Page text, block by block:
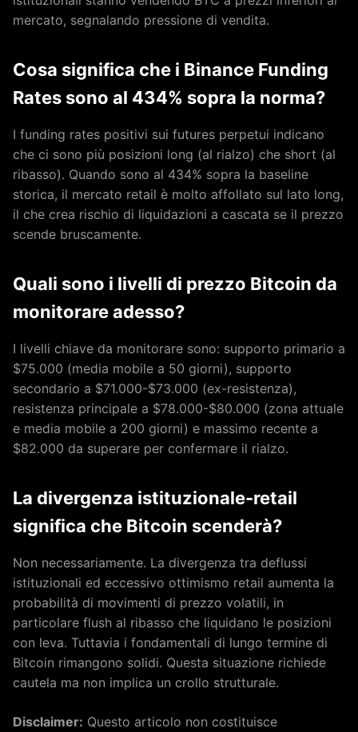
mercato, segnalando pressione di vendita.
Cosa significa che i Binance Funding
Rates sono al 434% sopra la norma?
I funding rates positivi sui futures perpetui indicano
che ci sono più posizioni long (al rialzo) che short (al
ribasso). Quando sono al 434% sopra la baseline
storica, il mercato retail è molto affollato sul lato long,
il che crea rischio di liquidazioni a cascata se il prezzo
scende bruscamente.
Quali sono i livelli di prezzo Bitcoin da
monitorare adesso?
I livelli chiave da monitorare sono: supporto primario a
$75.000 (media mobile a 50 giorni), supporto
secondario a $71.000-$73.000 (ex-resistenza),
resistenza principale a $78.000-$80.000 (zona attuale
e media mobile a 200 giorni) e massimo recente a
$82.000 da superare per confermare il rialzo.
La divergenza istituzionale-retail
significa che Bitcoin scenderà?
Non necessariamente. La divergenza tra deflussi
istituzionali ed eccessivo ottimismo retail aumenta la
probabilità di movimenti di prezzo volatili, in
particolare flush al ribasso che liquidano le posizioni
con leva. Tuttavia i fondamentali di lungo termine di
Bitcoin rimangono solidi. Questa situazione richiede
cautela ma non implica un crollo strutturale.
Disclaimer: Questo articolo non costituisce